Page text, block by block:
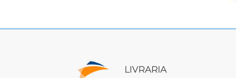
LIVRARIA